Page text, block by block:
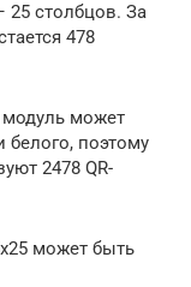
25 столбцов. За
478
может
белого, поэтому
2478 QR-
может быть